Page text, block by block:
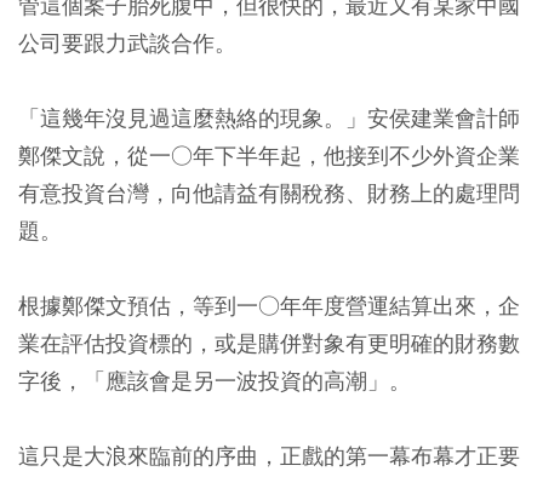
公司要跟力武談合作。
「這幾年沒見過這麼熱絡的現象。」安侯建業會計師
鄭傑文說，從一○年下半年起，他接到不少外資企業
有意投資台灣，向他請益有關稅務、財務上的處理問
題。
根據鄭傑文預估，等到一○年年度營運結算出來，企
業在評估投資標的，或是購併對象有更明確的財務數
字後，「應該會是另一波投資的高潮」。
這只是大浪來臨前的序曲，正戲的第一幕布幕才正要